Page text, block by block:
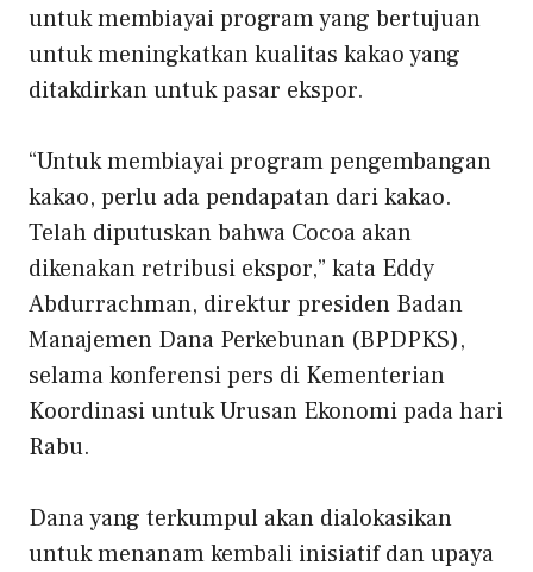
untuk membiayai program yang bertujuan
untuk meningkatkan kualitas kakao yang
ditakdirkan untuk pasar ekspor.
“Untuk membiayai program pengembangan
kakao, perlu ada pendapatan dari kakao.
Telah diputuskan bahwa Cocoa akan
dikenakan retribusi ekspor,” kata Eddy
Abdurrachman, direktur presiden Badan
Manajemen Dana Perkebunan (BPDPKS),
selama konferensi pers di Kementerian
Koordinasi untuk Urusan Ekonomi pada hari
Rabu.
Dana yang terkumpul akan dialokasikan
untuk menanam kembali inisiatif dan upaya